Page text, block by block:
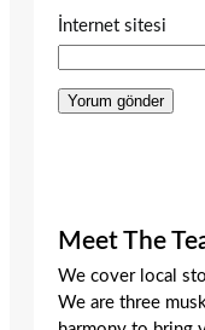
İnternet sitesi
Meet The
We cover local
We are three